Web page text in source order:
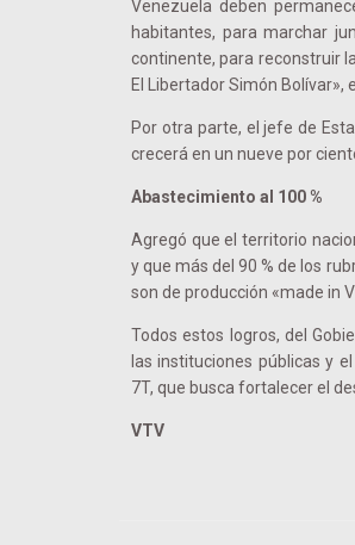
Venezuela deben
habitantes, para marchar
continente, para reconstruir
El Libertador Simón Bolívar»,
Por otra parte, el jefe de
crecerá en un nueve por
Abastecimiento al 100 %
Agregó que el territorio
y que más del 90 % de los
son de producción «made in
Todos estos logros, del
las instituciones públicas y
7T, que busca fortalecer el
VTV